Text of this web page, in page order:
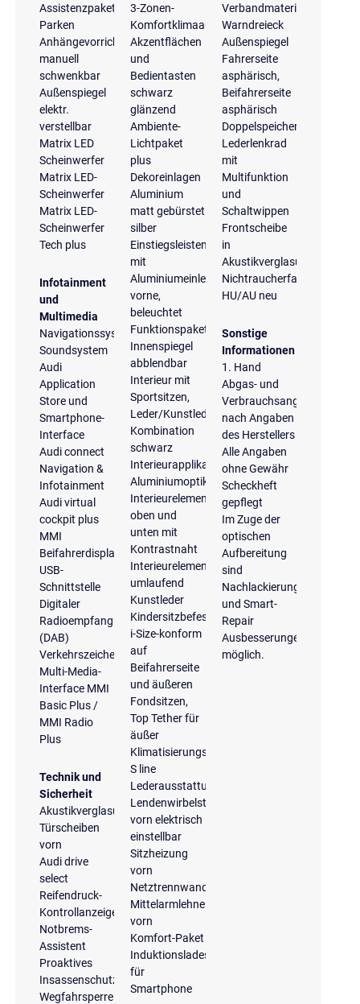
Assistenzpaket
Parken
Anhängevorrichtung
manuell
schwenkbar
Außenspiegel
elektr.
verstellbar
Matrix LED
Scheinwerfer
Matrix LED-
Scheinwerfer
Matrix LED-
Scheinwerfer
Tech plus
Infotainment
und
Multimedia
Navigationssystem
Soundsystem
Audi
Application
Store und
Smartphone-
Interface
Audi connect
Navigation &
Infotainment
Audi virtual
cockpit plus
MMI
Beifahrerdisplay
USB-
Schnittstelle
Digitaler
Radioempfang
(DAB)
Verkehrszeichenerkennung
Multi-Media-
Interface MMI
Basic Plus /
MMI Radio
Plus
Technik und
Sicherheit
Akustikverglasung
Türscheiben
vorn
Audi drive
select
Reifendruck-
Kontrollanzeige
Notbrems-
Assistent
Proaktives
Insassenschutzsystem
Wegfahrsperre
3-Zonen-
Komfortklimaautomatik
Akzentflächen
und
Bedientasten
schwarz
glänzend
Ambiente-
Lichtpaket
plus
Dekoreinlagen
Aluminium
matt gebürstet
silber
Einstiegsleisten
mit
Aluminiumeinlegern
vorne,
beleuchtet
Funktionspaket
Innenspiegel
abblendbar
Interieur mit
Sportsitzen,
Leder/Kunstleder-
Kombination
schwarz
Interieurapplikationen
Aluminiumoptik
Interieurelemente
oben und
unten mit
Kontrastnaht
Interieurelemente
umlaufend
Kunstleder
Kindersitzbefestigung
i-Size-konform
auf
Beifahrerseite
und äußeren
Fondsitzen,
Top Tether für
äußer
Klimatisierungspaket
S line
Lederausstattung
Lendenwirbelstütze
vorn elektrisch
einstellbar
Sitzheizung
vorn
Netztrennwand
Mittelarmlehne
vorn
Komfort-Paket
Induktionsladeschale
für
Smartphone
Verbandmaterial
Warndreieck
Außenspiegel
Fahrerseite
asphärisch,
Beifahrerseite
asphärisch
Doppelspeichen-
Lederlenkrad
mit
Multifunktion
und
Schaltwippen
Frontscheibe
in
Akustikverglasung
Nichtraucherfahrzeug
HU/AU neu
Sonstige
Informationen
1. Hand
Abgas- und
Verbrauchsangaben
nach Angaben
des Herstellers
Alle Angaben
ohne Gewähr
Scheckheft
gepflegt
Im Zuge der
optischen
Aufbereitung
sind
Nachlackierungen
und Smart-
Repair
Ausbesserungen
möglich.